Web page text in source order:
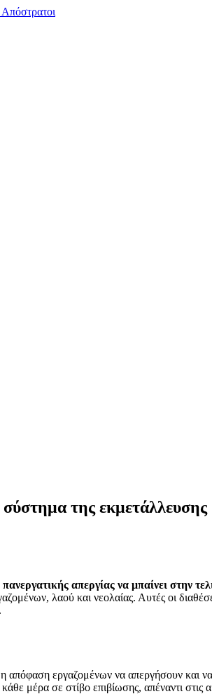
της εκμετάλλευσης
απεργίας να μπαίνει στην
λαού και νεολαίας. Αυτές οι
η απόφαση εργαζομένων να απεργήσουν
μέρα σε στίβο επιβίωσης, απέναντι